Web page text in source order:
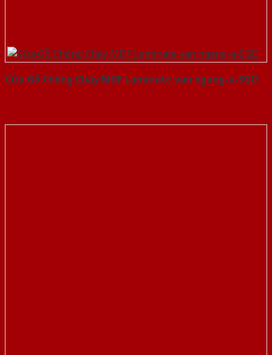
Cửa Gỗ Chống Cháy MDF Laminate van ngang-a-SGD